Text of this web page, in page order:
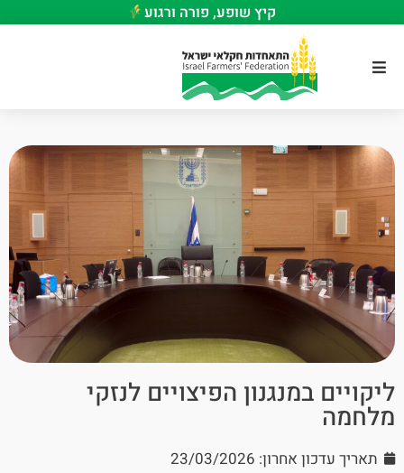
קיץ שופע, פורה ורגוע
ליקויים במנגנון הפיצויים לנזקי
מלחמה
תאריך עדכון אחרון: 23/03/2026